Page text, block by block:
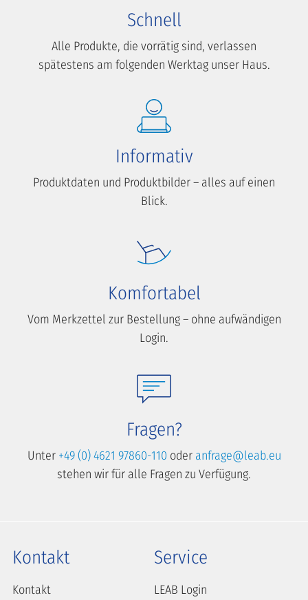
Schnell
Alle Produkte, die vorrätig sind, verlassen
spätestens am folgenden Werktag unser Haus.
Informativ
Produktdaten und Produktbilder – alles auf einen
Blick.
Komfortabel
Vom Merkzettel zur Bestellung – ohne aufwändigen
Login.
Fragen?
Unter +49 (0) 4621 97860-110 oder anfrage@leab.eu
stehen wir für alle Fragen zu Verfügung.
Kontakt
Kontakt
Service
LEAB Login